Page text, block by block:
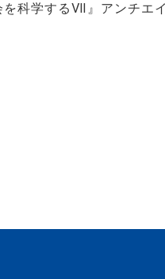
科学するⅦ』アンチエ